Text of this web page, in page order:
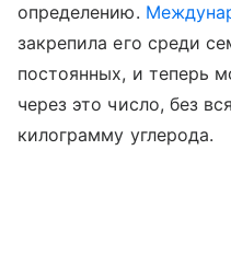
определению.
закрепила его среди
постоянных, и теперь
через это число, без
килограмму углерода.